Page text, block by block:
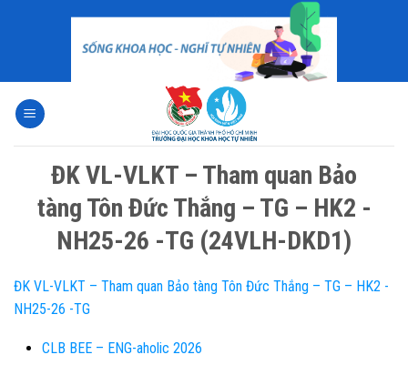
ĐK VL-VLKT – Tham quan Bảo
tàng Tôn Đức Thắng – TG – HK2 -
NH25-26 -TG (24VLH-DKD1)
ĐK VL-VLKT – Tham quan Bảo tàng Tôn Đức Thắng – TG – HK2 -
NH25-26 -TG
CLB BEE – ENG-aholic 2026